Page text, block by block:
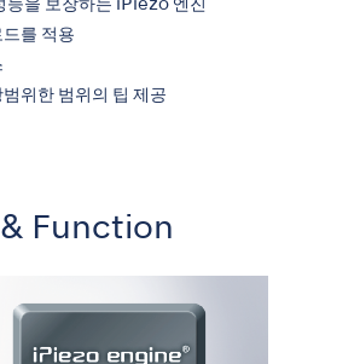
능을 보장하는 iPiezo 엔진
드를 적용
위한 범위의 팁 제공
Function